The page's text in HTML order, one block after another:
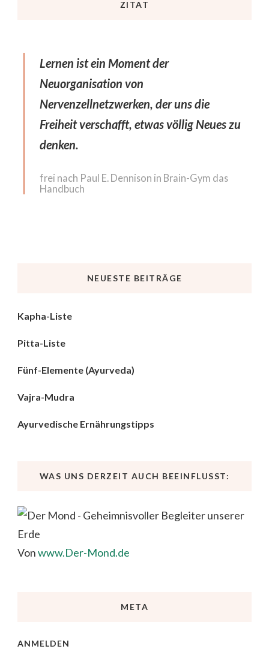
ZITAT
Lernen ist ein Moment der
Neuorganisation von
Nervenzellnetzwerken, der uns die
Freiheit verschafft, etwas völlig Neues zu
denken.
frei nach Paul E. Dennison in Brain-Gym das
Handbuch
NEUESTE BEITRÄGE
Kapha-Liste
Pitta-Liste
Fünf-Elemente (Ayurveda)
Vajra-Mudra
Ayurvedische Ernährungstipps
WAS UNS DERZEIT AUCH BEEINFLUSST:
Vonwww.Der-Mond.de
META
ANMELDEN